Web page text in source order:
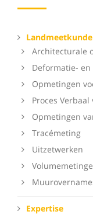
Landmeetkunde
Architecturale
Deformatie-
Opmetingen
Proces
Opmetingen
Tracémeting
Uitzetwerken
Expertise